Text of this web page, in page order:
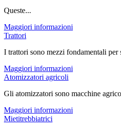
Queste...
Maggiori informazioni
Trattori
I trattori sono mezzi fondamentali
Maggiori informazioni
Atomizzatori agricoli
Gli atomizzatori sono macchine
Maggiori informazioni
Mietitrebbiatrici